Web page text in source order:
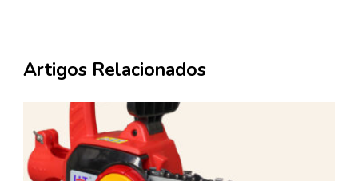
Artigos Relacionados